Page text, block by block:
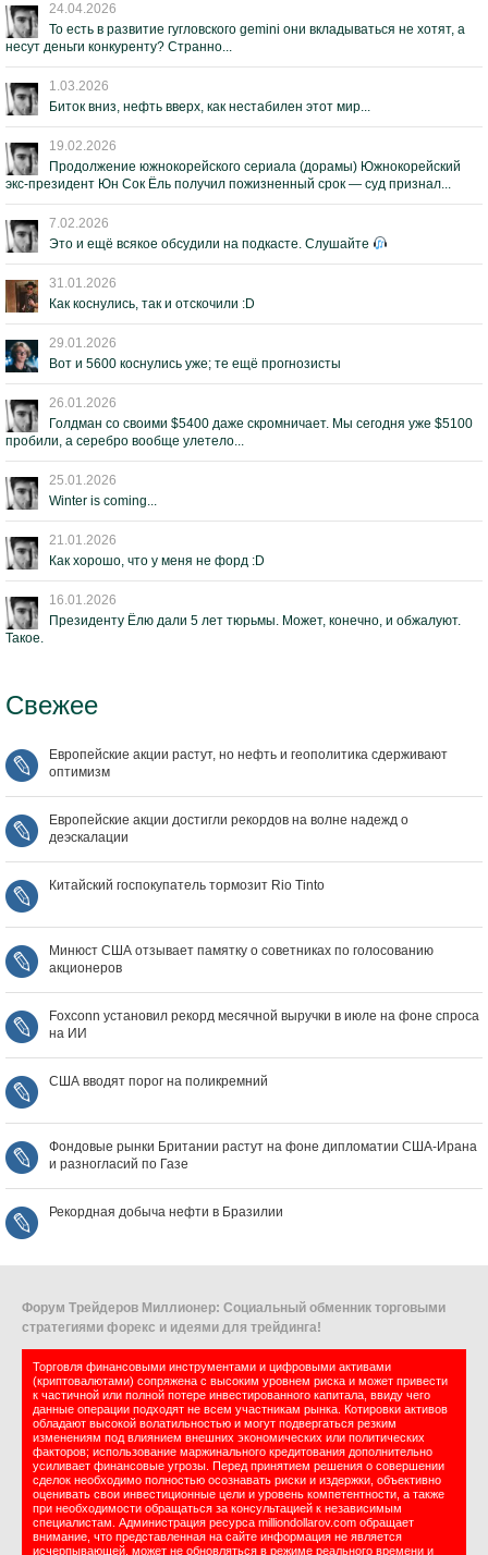
24.04.2026
То есть в развитие гугловского gemini они вкладываться не хотят, а
несут деньги конкуренту? Странно...
1.03.2026
Биток вниз, нефть вверх, как нестабилен этот мир...
19.02.2026
Продолжение южнокорейского сериала (дорамы) Южнокорейский
экс-президент Юн Сок Ёль получил пожизненный срок — суд признал...
7.02.2026
Это и ещё всякое обсудили на подкасте. Слушайте
31.01.2026
Как коснулись, так и отскочили :D
29.01.2026
Вот и 5600 коснулись уже; те ещё прогнозисты
26.01.2026
Голдман со своими $5400 даже скромничает. Мы сегодня уже $5100
пробили, а серебро вообще улетело...
25.01.2026
Winter is coming...
21.01.2026
Как хорошо, что у меня не форд :D
16.01.2026
Президенту Ёлю дали 5 лет тюрьмы. Может, конечно, и обжалуют.
Такое.
Свежее
Европейские акции растут, но нефть и геополитика сдерживают
оптимизм
Европейские акции достигли рекордов на волне надежд о
деэскалации
Китайский госпокупатель тормозит Rio Tinto
Минюст США отзывает памятку о советниках по голосованию
акционеров
Foxconn установил рекорд месячной выручки в июле на фоне спроса
на ИИ
США вводят порог на поликремний
Фондовые рынки Британии растут на фоне дипломатии США‑Ирана
и разногласий по Газе
Рекордная добыча нефти в Бразилии
Форум Трейдеров Миллионер: Социальный обменник торговыми
стратегиями форекс и идеями для трейдинга!
Торговля финансовыми инструментами и цифровыми активами
(криптовалютами) сопряжена с высоким уровнем риска и может привести
к частичной или полной потере инвестированного капитала, ввиду чего
данные операции подходят не всем участникам рынка. Котировки активов
обладают высокой волатильностью и могут подвергаться резким
изменениям под влиянием внешних экономических или политических
факторов; использование маржинального кредитования дополнительно
усиливает финансовые угрозы. Перед принятием решения о совершении
сделок необходимо полностью осознавать риски и издержки, объективно
оценивать свои инвестиционные цели и уровень компетентности, а также
при необходимости обращаться за консультацией к независимым
специалистам. Администрация ресурса milliondollarov.com обращает
внимание, что представленная на сайте информация не является
исчерпывающей, может не обновляться в режиме реального времени и